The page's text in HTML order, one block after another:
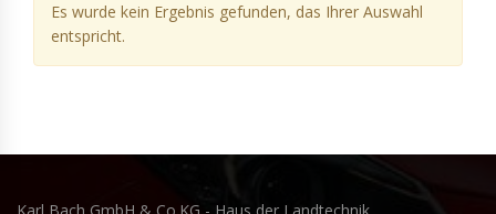
Es wurde kein Ergebnis gefunden, das Ihrer Auswahl
entspricht.